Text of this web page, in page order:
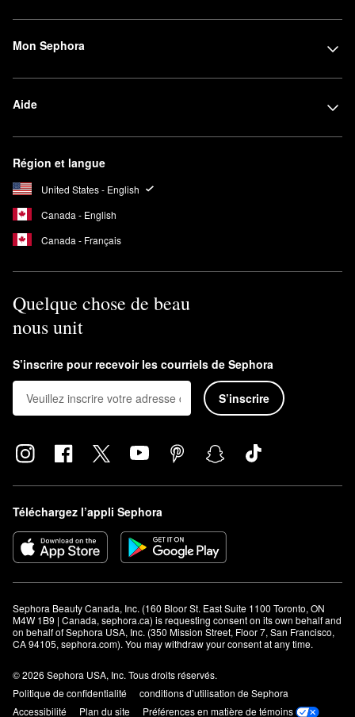
Mon Sephora
Aide
Région et langue
United States - English
Canada - English
Canada - Français
Quelque chose de beau
nous unit
S’inscrire pour recevoir les courriels de Sephora
S’inscrire
Téléchargez l’appli Sephora
Sephora Beauty Canada, Inc. (160 Bloor St. East Suite 1100 Toronto, ON
M4W 1B9 | Canada, sephora.ca) is requesting consent on its own behalf and
on behalf of Sephora USA, Inc. (350 Mission Street, Floor 7, San Francisco,
CA 94105, sephora.com). You may withdraw your consent at any time.
© 2026 Sephora USA, Inc. Tous droits réservés.
Politique de confidentialité
conditions d’utilisation de Sephora
Accessibilité
Plan du site Préférences en matière de témoins